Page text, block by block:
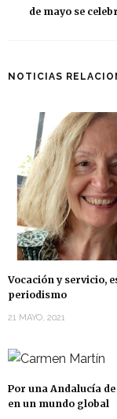
de mayo se
NOTICIAS
Vocación y servicio,
periodismo
21 MAYO, 2021
Por una Andalucía
en un mundo global